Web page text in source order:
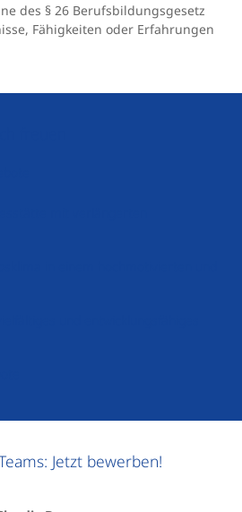
des § 26 Berufsbildungsgesetz
Fähigkeiten oder Erfahrungen
Jetzt bewerben!